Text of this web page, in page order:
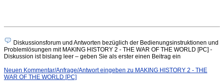
Diskussionsforum und Antworten bezüglich der Bedienungsinstruktionen und
Problemlösungen mit MAKING HISTORY 2 - THE WAR OF THE WORLD [PC] -
Diskussion ist bislang leer – geben Sie als erster einen Beitrag ein
Neuen Kommentar/Anfrage/Antwort eingeben zu MAKING HISTORY 2 - THE
WAR OF THE WORLD [PC]